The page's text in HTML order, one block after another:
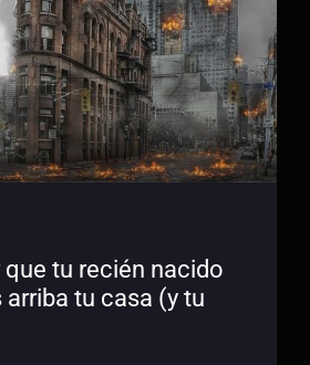
tu recién nacido
tu casa (y tu